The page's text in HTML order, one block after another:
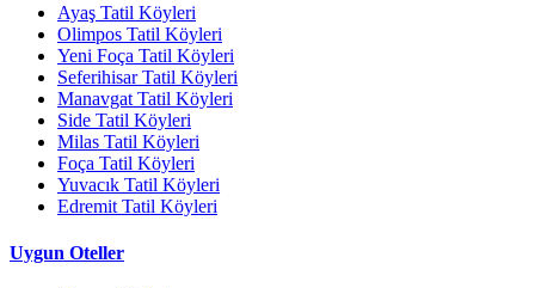
Ayaş Tatil Köyleri
Olimpos Tatil Köyleri
Yeni Foça Tatil Köyleri
Seferihisar Tatil Köyleri
Manavgat Tatil Köyleri
Side Tatil Köyleri
Milas Tatil Köyleri
Foça Tatil Köyleri
Yuvacık Tatil Köyleri
Edremit Tatil Köyleri
Uygun Oteller